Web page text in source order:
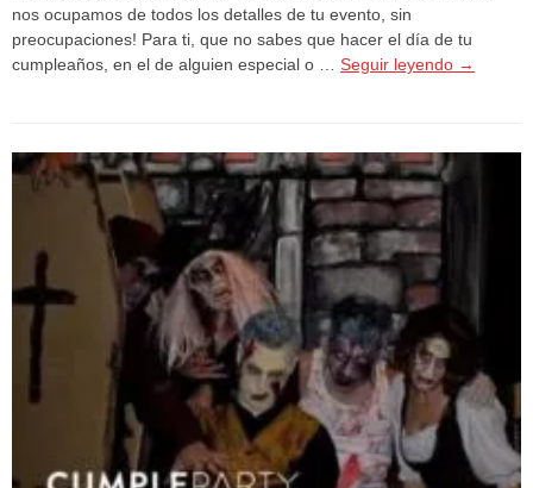
nos ocupamos de todos los detalles de tu evento, sin
preocupaciones! Para ti, que no sabes que hacer el día de tu
cumpleaños, en el de alguien especial o … Seguir leyendo →